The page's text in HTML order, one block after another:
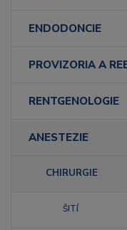
ENDODONCIE
PROVIZORIA A
RENTGENOLOGIE
ANESTEZIE
CHIRURGIE
ŠITÍ